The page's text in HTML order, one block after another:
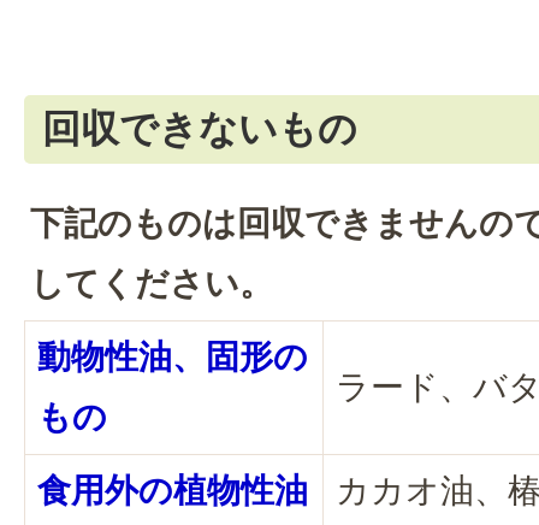
回収できないもの
下記のものは回収できませんの
してください。
動物性油、固形の
もの
ラード、バ
食用外の植物性油 カカオ油、